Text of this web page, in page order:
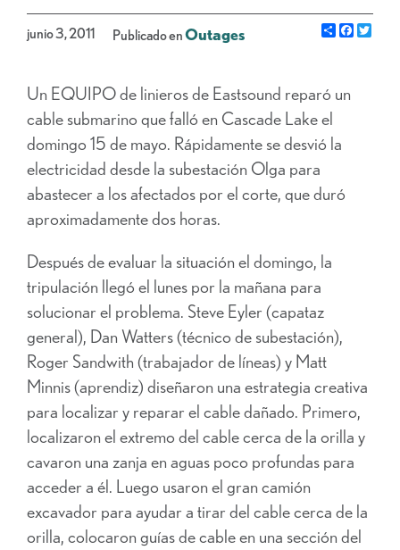
junio 3, 2011 Publicado enOutages Share
Un EQUIPO de linieros de Eastsound reparó un
cable submarino que falló en Cascade Lake el
domingo 15 de mayo. Rápidamente se desvió la
electricidad desde la subestación Olga para
abastecer a los afectados por el corte, que duró
aproximadamente dos horas.
Después de evaluar la situación el domingo, la
tripulación llegó el lunes por la mañana para
solucionar el problema. Steve Eyler (capataz
general), Dan Watters (técnico de subestación),
Roger Sandwith (trabajador de líneas) y Matt
Minnis (aprendiz) diseñaron una estrategia creativa
para localizar y reparar el cable dañado. Primero,
localizaron el extremo del cable cerca de la orilla y
cavaron una zanja en aguas poco profundas para
acceder a él. Luego usaron el gran camión
excavador para ayudar a tirar del cable cerca de la
orilla, colocaron guías de cable en una sección del